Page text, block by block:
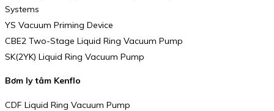
Systems
YS Vacuum Priming Device
CBE2 Two-Stage Liquid Ring Vacuum Pump
SK(2YK) Liquid Ring Vacuum Pump
Bơm ly tâm Kenflo
CDF Liquid Ring Vacuum Pump